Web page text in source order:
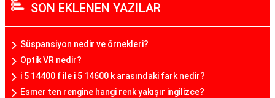
SON EKLENEN YAZILAR
Süspansiyon nedir ve örnekleri?
Optik VR nedir?
i 5 14400 f ile i 5 14600 k arasındaki fark nedir?
Esmer ten rengine hangi renk yakışır ingilizce?